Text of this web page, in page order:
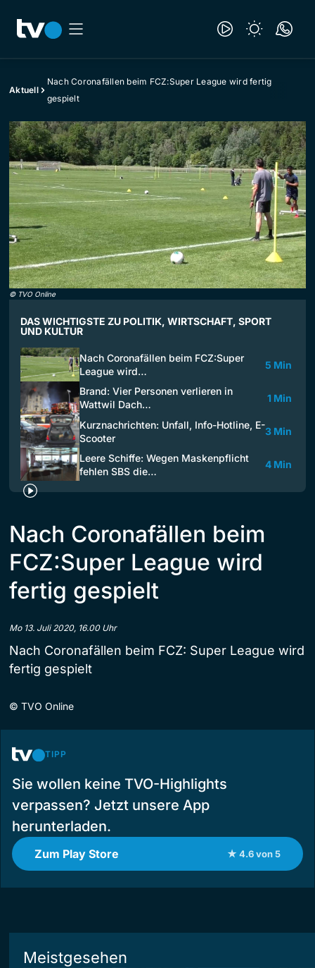
Aktuell
Nach Coronafällen beim FCZ:Super League wird fertig
gespielt
© TVO Online
DAS WICHTIGSTE ZU POLITIK, WIRTSCHAFT, SPORT
UND KULTUR
Nach Coronafällen beim FCZ:Super
League wird…
5 Min
Brand: Vier Personen verlieren in
Wattwil Dach…
1 Min
Kurznachrichten: Unfall, Info-Hotline, E-
Scooter
3 Min
Leere Schiffe: Wegen Maskenpflicht
fehlen SBS die…
4 Min
Nach Coronafällen beim
FCZ:Super League wird
fertig gespielt
Mo 13. Juli 2020, 16.00 Uhr
Nach Coronafällen beim FCZ: Super League wird
fertig gespielt
© TVO Online
TIPP
Sie wollen keine TVO-Highlights
verpassen? Jetzt unsere App
herunterladen.
Zum Play Store ★ 4.6 von 5
Meistgesehen